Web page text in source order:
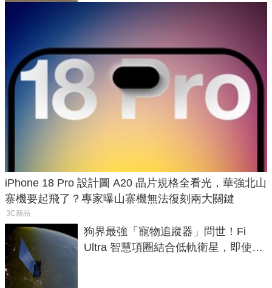
iPhone 18 Pro 設計圖 A20 晶片規格全看光，華強北山
寨機要起飛了？專家曝山寨機無法復刻兩大關鍵
3C新品
狗界最強「寵物追蹤器」問世！Fi
Ultra 智慧項圈結合低軌衛星，即使在